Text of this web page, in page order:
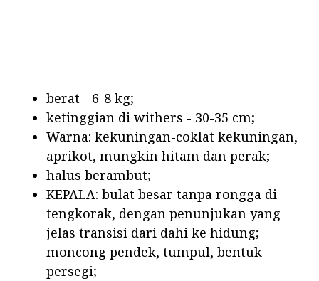
berat - 6-8 kg;
ketinggian di withers - 30-35 cm;
Warna: kekuningan-coklat kekuningan,
aprikot, mungkin hitam dan perak;
halus berambut;
KEPALA: bulat besar tanpa rongga di
tengkorak, dengan penunjukan yang
jelas transisi dari dahi ke hidung;
moncong pendek, tumpul, bentuk
persegi;